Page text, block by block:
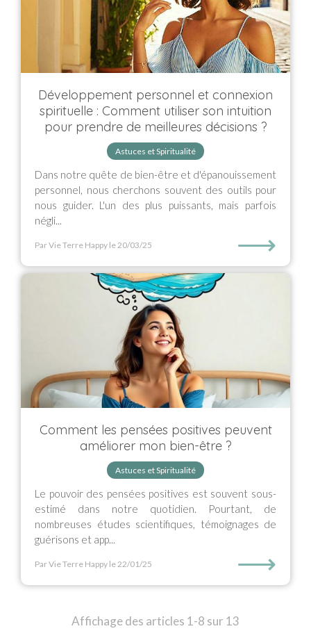
Développement personnel et connexion
spirituelle : Comment utiliser son intuition
pour prendre de meilleures décisions ?
Astuces et Spiritualité
Dans notre quête de bien-être et d'épanouissement
personnel, nous cherchons souvent des outils pour
nous guider. L'un des plus puissants, mais parfois
négli...
Par Vie Terre Happy le 20/03/25 ⟶
Comment les pensées positives peuvent
améliorer mon bien-être ?
Astuces et Spiritualité
Le pouvoir des pensées positives est souvent sous-
estimé dans notre quotidien. Pourtant, de
nombreuses études scientifiques, témoignages de
guérisons et app...
Par Vie Terre Happy le 22/01/25 ⟶
Affichage des articles 1-8 sur 13